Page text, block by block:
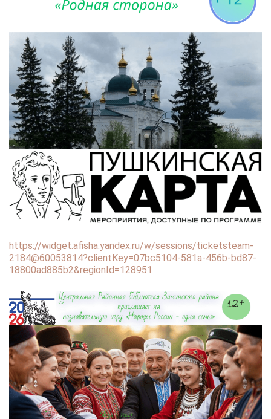
https://widget.afisha.yandex.ru/w/sessions/ticketsteam-
2184@60053814?clientKey=07bc5104-581a-456b-bd87-
18800ad885b2&regionId=128951